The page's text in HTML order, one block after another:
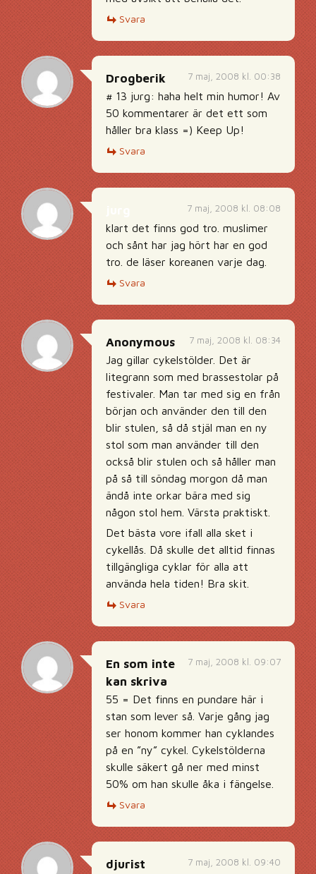
Svara
7 maj, 2008 kl. 00:38
Drogberik
# 13 jurg: haha helt min humor! Av
50 kommentarer är det ett som
håller bra klass =) Keep Up!
Svara
7 maj, 2008 kl. 08:08
klart det finns god tro. muslimer
och sånt har jag hört har en god
tro. de läser koreanen varje dag.
Svara
7 maj, 2008 kl. 08:34
Anonymous
Jag gillar cykelstölder. Det är
litegrann som med brassestolar på
festivaler. Man tar med sig en från
början och använder den till den
blir stulen, så då stjäl man en ny
stol som man använder till den
också blir stulen och så håller man
på så till söndag morgon då man
ändå inte orkar bära med sig
någon stol hem. Värsta praktiskt.
Det bästa vore ifall alla sket i
cykellås. Då skulle det alltid finnas
tillgängliga cyklar för alla att
använda hela tiden! Bra skit.
Svara
7 maj, 2008 kl. 09:07
En som inte
kan skriva
55 = Det finns en pundare här i
stan som lever så. Varje gång jag
ser honom kommer han cyklandes
på en ”ny” cykel. Cykelstölderna
skulle säkert gå ner med minst
50% om han skulle åka i fängelse.
Svara
7 maj, 2008 kl. 09:40
djurist